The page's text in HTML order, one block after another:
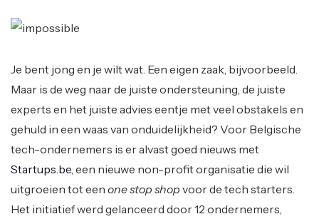
Je bent jong en je wilt wat. Een eigen zaak, bijvoorbeeld.
Maar is de weg naar de juiste ondersteuning, de juiste
experts en het juiste advies eentje met veel obstakels en
gehuld in een waas van onduidelijkheid? Voor Belgische
tech-ondernemers is er alvast goed nieuws met
Startups.be , een nieuwe non-profit organisatie die wil
uitgroeien tot een one stop shop voor de tech starters.
Het initiatief werd gelanceerd door 12 ondernemers,